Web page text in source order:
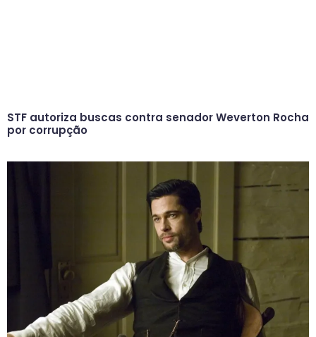
STF autoriza buscas contra senador Weverton Rocha
por corrupção